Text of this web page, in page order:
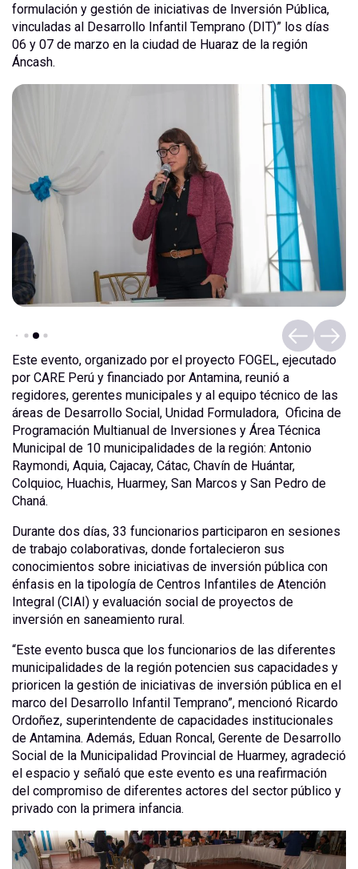
formulación y gestión de iniciativas de Inversión Pública,
vinculadas al Desarrollo Infantil Temprano (DIT)” los días
06 y 07 de marzo en la ciudad de Huaraz de la región
Áncash.
Este evento, organizado por el proyecto FOGEL, ejecutado
por CARE Perú y financiado por Antamina, reunió a
regidores, gerentes municipales y al equipo técnico de las
áreas de Desarrollo Social, Unidad Formuladora, Oficina de
Programación Multianual de Inversiones y Área Técnica
Municipal de 10 municipalidades de la región: Antonio
Raymondi, Aquia, Cajacay, Cátac, Chavín de Huántar,
Colquioc, Huachis, Huarmey, San Marcos y San Pedro de
Chaná.
Durante dos días, 33 funcionarios participaron en sesiones
de trabajo colaborativas, donde fortalecieron sus
conocimientos sobre iniciativas de inversión pública con
énfasis en la tipología de Centros Infantiles de Atención
Integral (CIAI) y evaluación social de proyectos de
inversión en saneamiento rural.
“Este evento busca que los funcionarios de las diferentes
municipalidades de la región potencien sus capacidades y
prioricen la gestión de iniciativas de inversión pública en el
marco del Desarrollo Infantil Temprano”, mencionó Ricardo
Ordoñez, superintendente de capacidades institucionales
de Antamina. Además, Eduan Roncal, Gerente de Desarrollo
Social de la Municipalidad Provincial de Huarmey, agradeció
el espacio y señaló que este evento es una reafirmación
del compromiso de diferentes actores del sector público y
privado con la primera infancia.